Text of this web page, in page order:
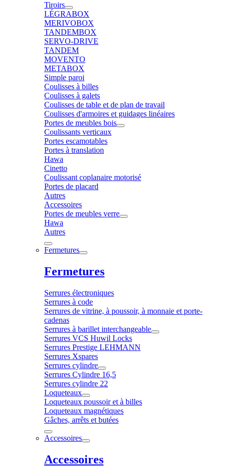
Tiroirs
LÉGRABOX
MERIVOBOX
TANDEMBOX
SERVO-DRIVE
TANDEM
MOVENTO
METABOX
Simple paroi
Coulisses à billes
Coulisses à galets
Coulisses de table et de plan de travail
Coulisses d'armoires et guidages linéaires
Portes de meubles bois
Coulissants verticaux
Portes escamotables
Portes à translation
Hawa
Cinetto
Coulissant coplanaire motorisé
Portes de placard
Autres
Accessoires
Portes de meubles verre
Hawa
Autres
Fermetures
Fermetures
Serrures électroniques
Serrures à code
Serrures de vitrine, à poussoir, à monnaie et porte-
cadenas
Serrures à barillet interchangeable
Serrures VCS Huwil Locks
Serrures Prestige LEHMANN
Serrures Xspares
Serrures cylindre
Serrures Cylindre 16,5
Serrures cylindre 22
Loqueteaux
Loqueteaux poussoir et à billes
Loqueteaux magnétiques
Gâches, arrêts et butées
Accessoires
Accessoires